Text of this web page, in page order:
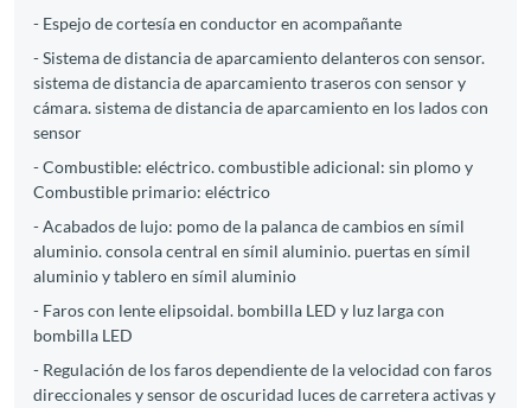
- Espejo de cortesía en conductor en acompañante
- Sistema de distancia de aparcamiento delanteros con sensor.
sistema de distancia de aparcamiento traseros con sensor y
cámara. sistema de distancia de aparcamiento en los lados con
sensor
- Combustible: eléctrico. combustible adicional: sin plomo y
Combustible primario: eléctrico
- Acabados de lujo: pomo de la palanca de cambios en símil
aluminio. consola central en símil aluminio. puertas en símil
aluminio y tablero en símil aluminio
- Faros con lente elipsoidal. bombilla LED y luz larga con
bombilla LED
- Regulación de los faros dependiente de la velocidad con faros
direccionales y sensor de oscuridad luces de carretera activas y